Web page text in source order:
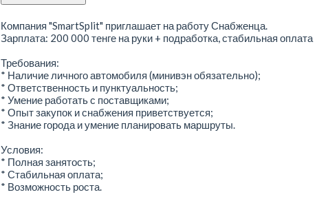
Компания "SmartSplit" приглашает на работу Снабженца.
Зарплата: 200 000 тенге на руки + подработка, стабильная оплата
Требования:
* Наличие личного автомобиля (минивэн обязательно);
* Ответственность и пунктуальность;
* Умение работать с поставщиками;
* Опыт закупок и снабжения приветствуется;
* Знание города и умение планировать маршруты.
Условия:
* Полная занятость;
* Стабильная оплата;
* Возможность роста.